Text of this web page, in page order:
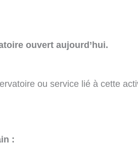
ouvert aujourd’hui.
ou service lié à cette
: